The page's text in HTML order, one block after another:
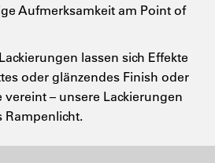
Aufmerksamkeit am Point of
lassen sich Effekte
oder glänzendes Finish oder
vereint – unsere Lackierungen
Rampenlicht.